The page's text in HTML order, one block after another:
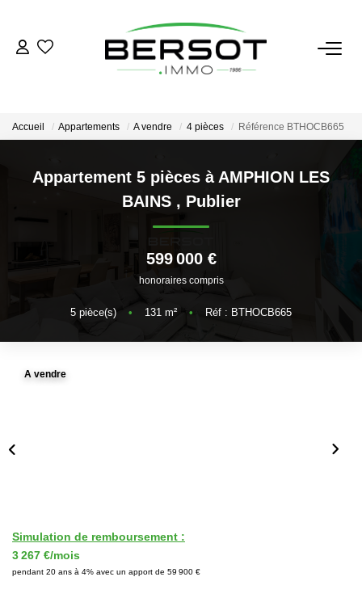
Acheter
Estimer
Vendre
Investissement
Nos Outils
LOUER
SYNDIC
Accueil Appartements A vendre 4 pièces Référence BTHOCB665
Appartement 5 pièces à AMPHION LES
BAINS , Publier
599 000 €
honoraires compris
5 pièce(s) • 131 m² • Réf : BTHOCB665
A vendre
Simulation de remboursement :
3 267 €/mois
pendant 20 ans à 4% avec un apport de 59 900 €